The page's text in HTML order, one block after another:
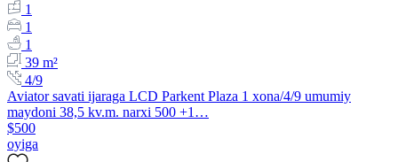
1
1
1
39 m²
4/9
Aviator savati ijaraga LCD Parkent Plaza 1 xona/4/9 umumiy
maydoni 38,5 kv.m. narxi 500 +1…
$500
oyiga